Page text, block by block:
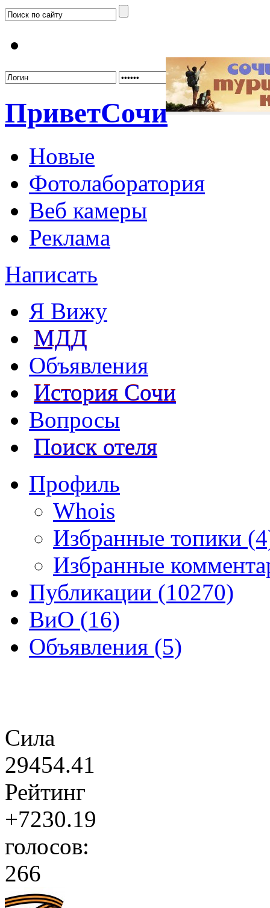
ПриветСочи
Новые
Фотолаборатория
Веб камеры
Реклама
Написать
Я Вижу
МДД
Объявления
История Сочи
Вопросы
Поиск отеля
Профиль
Whois
Избранные топики
Избранные
Публикации (10270)
ВиО (16)
Объявления (5)
Сила
29454.41
Рейтинг
+7230.19
голосов:
266